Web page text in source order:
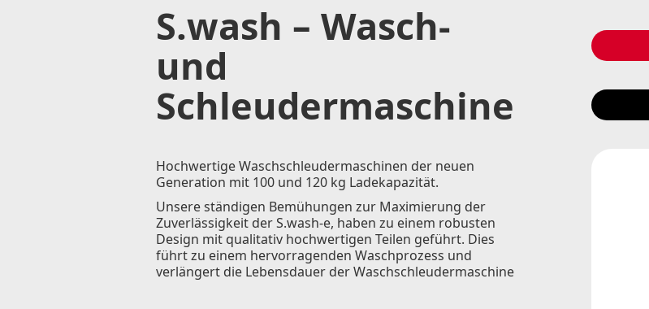
S.wash – Wasch-
und
Schleudermaschine
Hochwertige Waschschleudermaschinen der neuen
Generation mit 100 und 120 kg Ladekapazität.
Unsere ständigen Bemühungen zur Maximierung der
Zuverlässigkeit der S.wash-e, haben zu einem robusten
Design mit qualitativ hochwertigen Teilen geführt. Dies
führt zu einem hervorragenden Waschprozess und
verlängert die Lebensdauer der Waschschleudermaschine